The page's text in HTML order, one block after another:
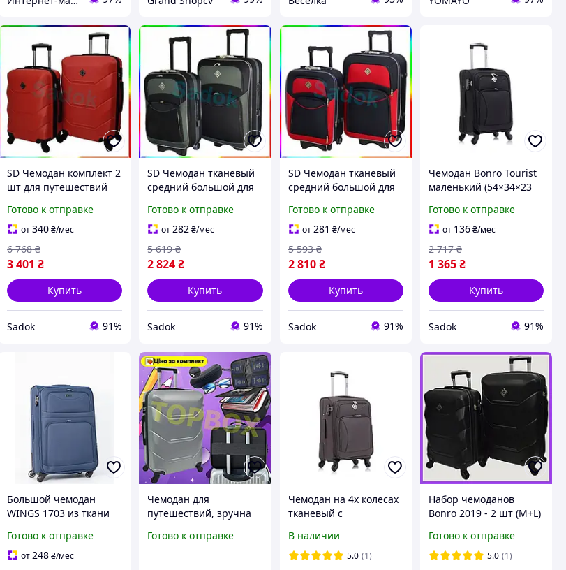
SD Чемодан комплект 2
шт для путешествий
красная с
телескопической
03
Готово к отправке
от340₴/мес
3 401 ₴
6 768 ₴
Купить
Sadok 91%
SD Чемодан тканевый
средний большой для
и колесами Sadok top 2
шт черно-серый Sad-
Готово к отправке
от282 ₴/мес
2 824₴
5 619 ₴
Купить
Sadok 91%
SD Чемодан тканевый
средний большой для
и колесиками Sadok top
2 шт черно-вишневый
Готово к отправке
от 281 ₴/мес
2 810 ₴
5 593 ₴
Купить
Sadok 91%
Чемодан Bonro Tourist
маленький (54×34×23
выдвижной ручкой и
кодовым замком
Готово к отправке
от 136₴/мес
1 365₴
2 717 ₴
Купить
Sadok 91%
Большой чемодан
WINGS 1703 из ткани
литров с
металлическим
Готово к отправке
от248₴/мес
Чемодан для
путешествий, зручна
міцною ручкою
Готово к отправке
Чемодан на 4х колесах
тканевый с
выдвижной ручкой
дорожный для
В наличии
5.0 (1)
Набор чемоданов
Bonro 2019 - 2 шт (M+L)
черные пластиковые
на колесах с кодовым
Готово к отправке
5.0 (1)